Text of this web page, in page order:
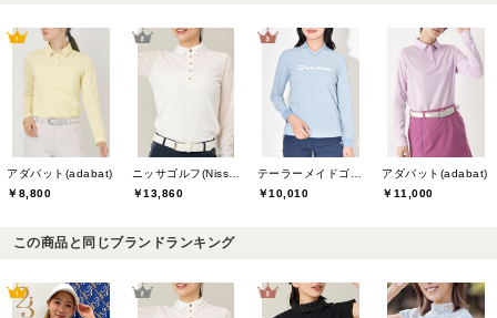
アダバット(adabat)
￥8,800
￥13,860
￥10,010
アダバット(adabat)
￥11,000
この商品と同じブランドランキング